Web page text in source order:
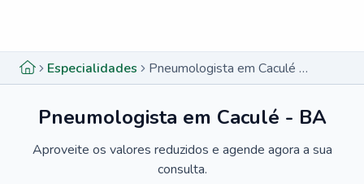
Especialidades Pneumologista em Caculé - BA
Pneumologista em Caculé - BA
Aproveite os valores reduzidos e agende agora a sua
consulta.